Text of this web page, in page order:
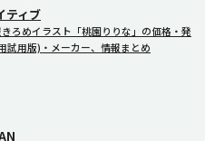
ティブ
ろめイラスト「桃園りりな」の価格・発
試用版)・メーカー、情報まとめ